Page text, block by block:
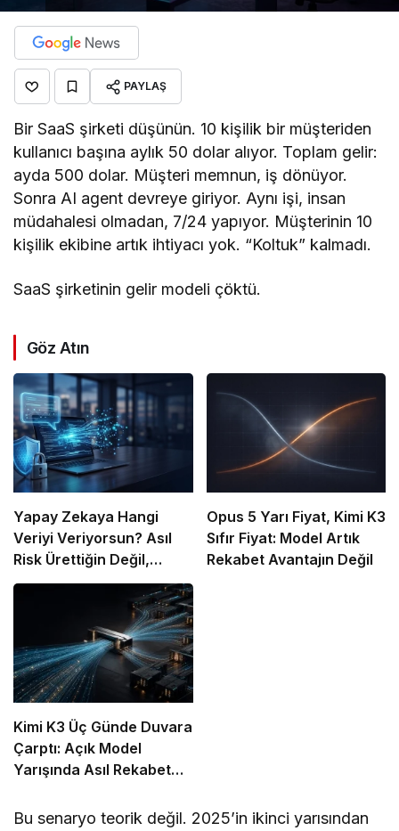
PAYLAŞ
Bir SaaS şirketi düşünün. 10 kişilik bir müşteriden
kullanıcı başına aylık 50 dolar alıyor. Toplam gelir:
ayda 500 dolar. Müşteri memnun, iş dönüyor.
Sonra AI agent devreye giriyor. Aynı işi, insan
müdahalesi olmadan, 7/24 yapıyor. Müşterinin 10
kişilik ekibine artık ihtiyacı yok. “Koltuk” kalmadı.
SaaS şirketinin gelir modeli çöktü.
Göz Atın
Yapay Zekaya Hangi
Veriyi Veriyorsun? Asıl
Risk Ürettiğin Değil,
Verdiğin Veride
Opus 5 Yarı Fiyat, Kimi K3
Sıfır Fiyat: Model Artık
Rekabet Avantajın Değil
Kimi K3 Üç Günde Duvara
Çarptı: Açık Model
Yarışında Asıl Rekabet
Bu senaryo teorik değil. 2025’in ikinci yarısından